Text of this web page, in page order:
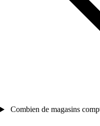
Combien de magasins